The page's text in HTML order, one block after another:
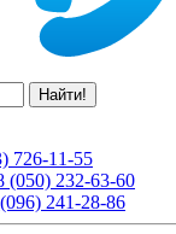
Найти!
726-11-55
(050) 232-63-60
241-28-86